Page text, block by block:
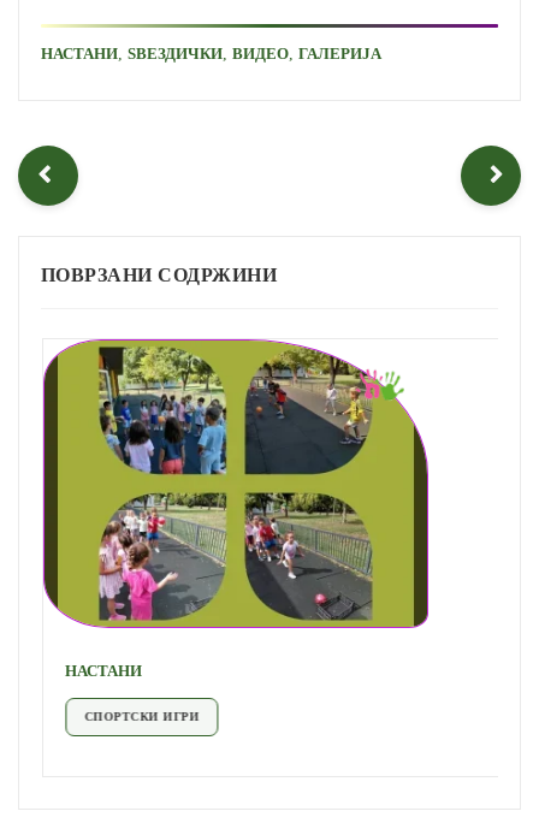
НАСТАНИ, ЅВЕЗДИЧКИ, ВИДЕО, ГАЛЕРИЈА
ПОВРЗАНИ СОДРЖИНИ
НАСТАНИ
СПОРТСКИ ИГРИ